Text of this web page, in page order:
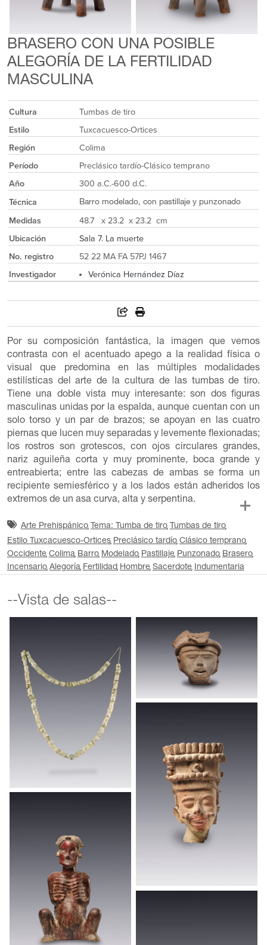
BRASERO CON UNA POSIBLE
ALEGORÍA DE LA FERTILIDAD
MASCULINA
Cultura
Tumbas de tiro
Estilo
Tuxcacuesco-Ortices
Región
Colima
Período
Preclásico tardío-Clásico temprano
Año
300 a.C.-600 d.C.
Técnica
Barro modelado, con pastillaje y punzonado
Medidas
48.7 x 23.2 x 23.2 cm
Ubicación
Sala 7. La muerte
No. registro
52 22 MA FA 57PJ 1467
Investigador
Verónica Hernández Díaz
Por su composición fantástica, la imagen que vemos
contrasta con el acentuado apego a la realidad física o
visual que predomina en las múltiples modalidades
estilísticas del arte de la cultura de las tumbas de tiro.
Tiene una doble vista muy interesante: son dos figuras
masculinas unidas por la espalda, aunque cuentan con un
solo torso y un par de brazos; se apoyan en las cuatro
piernas que lucen muy separadas y levemente flexionadas;
los rostros son grotescos, con ojos circulares grandes,
nariz aguileña corta y muy prominente, boca grande y
entreabierta; entre las cabezas de ambas se forma un
recipiente semiesférico y a los lados están adheridos los
extremos de un asa curva, alta y serpentina.
Arte Prehispánico Tema: Tumba de tiro Tumbas de tiro
Estilo Tuxcacuesco-Ortices Preclásico tardío Clásico temprano
Occidente Colima Barro Modelado Pastillaje Punzonado Brasero
Incensario Alegoría Fertilidad Hombre Sacerdote Indumentaria
--Vista de salas--